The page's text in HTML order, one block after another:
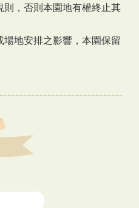
，否則本園地有權終止其
地安排之影響，本園保留